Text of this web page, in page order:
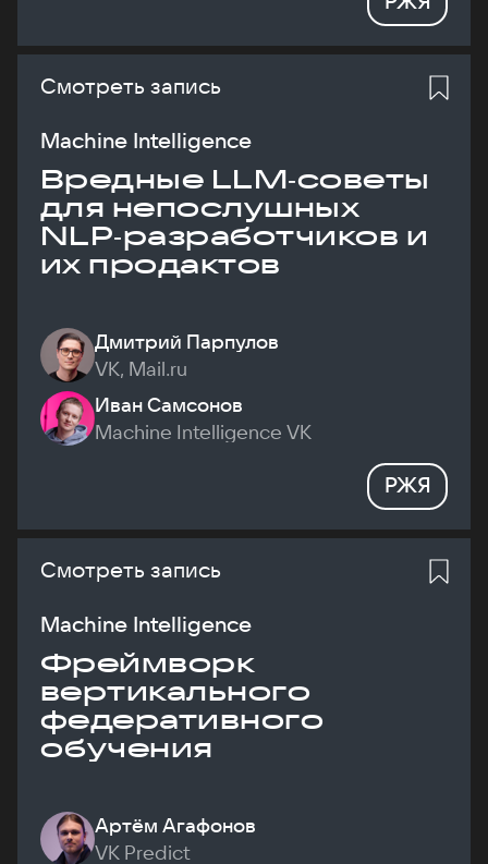
Смотреть запись
Machine Intelligence
Вредные LLM‑советы
для непослушных
NLP‑разработчиков и
их продактов
Дмитрий Парпулов
VK, Mail.ru
Иван Самсонов
Machine Intelligence VK
РЖЯ
Смотреть запись
Machine Intelligence
Фреймворк
вертикального
федеративного
обучения
Артём Агафонов
VK Predict